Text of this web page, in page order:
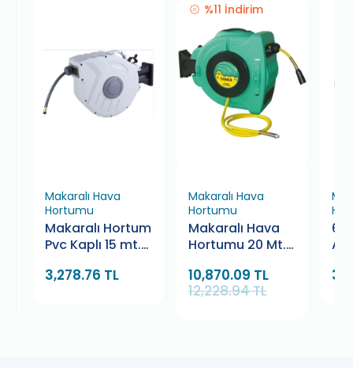
Makaralı Hava
Hortumu
Makaralı Hortum
Pvc Kaplı 15 mt.
3,278.76 TL
%11 İndirim
Makaralı Hava
Hortumu
Makaralı Hava
Hortumu 20 Mt.
10,870.09 TL
12,228.94 TL
6